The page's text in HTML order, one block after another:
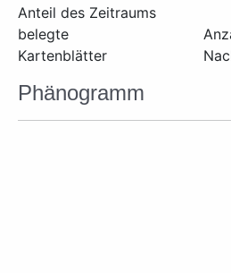
Anteil des Zeitraums
belegte
Kartenblätter
Phänogramm